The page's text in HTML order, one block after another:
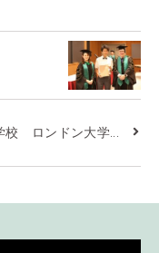
校 ロンドン大学...